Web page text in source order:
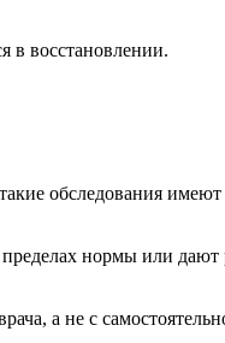
в восстановлении.
обследования
нормы или дают
а не с